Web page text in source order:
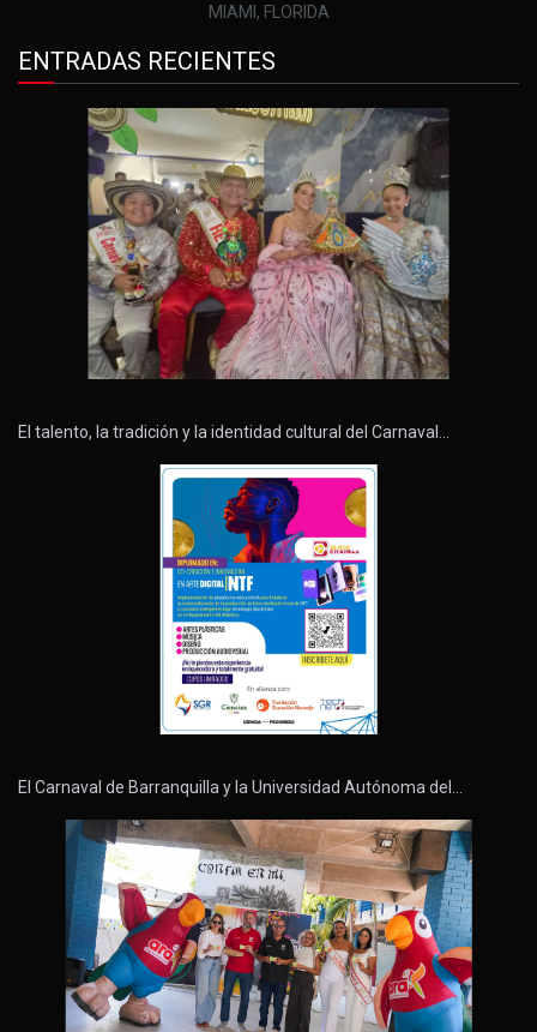
MIAMI, FLORIDA
ENTRADAS RECIENTES
El talento, la tradición y la identidad cultural del Carnaval…
El Carnaval de Barranquilla y la Universidad Autónoma del…